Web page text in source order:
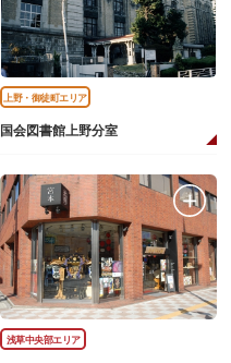
上野・御徒町エリア
国会図書館上野分室
浅草中央部エリア